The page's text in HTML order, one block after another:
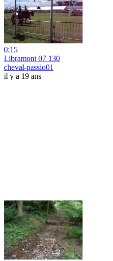
0:15
Libramont 07 130
cheval-passio01
il y a 19 ans